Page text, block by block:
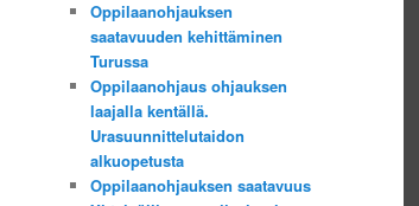
Oppilaanohjauksen
saatavuuden kehittäminen
Turussa
Oppilaanohjaus ohjauksen
laajalla kentällä.
Urasuunnittelutaidon
alkuopetusta
Oppilaanohjauksen saatavuus